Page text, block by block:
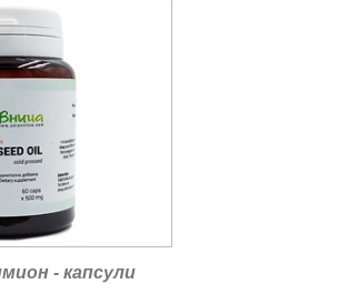
- капсули